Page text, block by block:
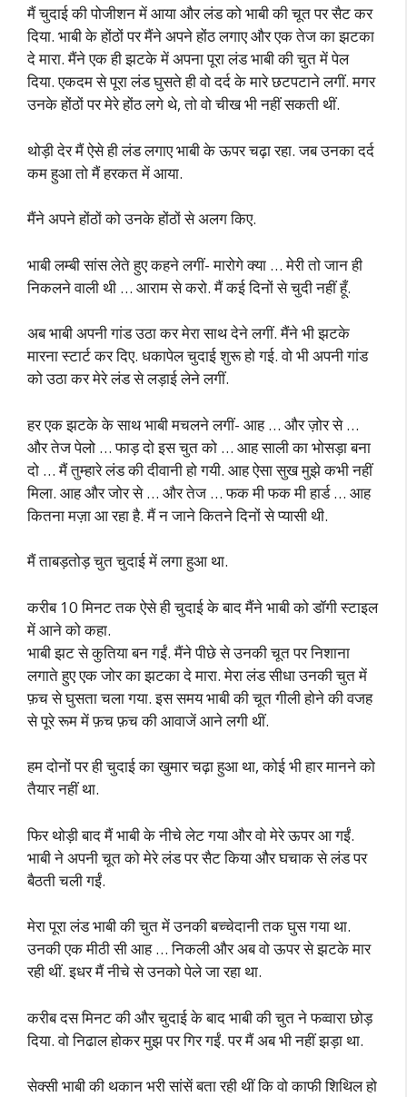
मैं चुदाई की पोजीशन में आया और लंड को भाबी की चूत पर सैट कर
दिया. भाबी के होंठों पर मैंने अपने होंठ लगाए और एक तेज का झटका
दे मारा. मैंने एक ही झटके में अपना पूरा लंड भाबी की चुत में पेल
दिया. एकदम से पूरा लंड घुसते ही वो दर्द के मारे छटपटाने लगीं. मगर
उनके होंठों पर मेरे होंठ लगे थे, तो वो चीख भी नहीं सकती थीं.
थोड़ी देर मैं ऐसे ही लंड लगाए भाबी के ऊपर चढ़ा रहा. जब उनका दर्द
कम हुआ तो मैं हरकत में आया.
मैंने अपने होंठों को उनके होंठों से अलग किए.
भाबी लम्बी सांस लेते हुए कहने लगीं- मारोगे क्या … मेरी तो जान ही
निकलने वाली थी … आराम से करो. मैं कई दिनों से चुदी नहीं हूँ.
अब भाबी अपनी गांड उठा कर मेरा साथ देने लगीं. मैंने भी झटके
मारना स्टार्ट कर दिए. धकापेल चुदाई शुरू हो गई. वो भी अपनी गांड
को उठा कर मेरे लंड से लड़ाई लेने लगीं.
हर एक झटके के साथ भाबी मचलने लगीं- आह … और ज़ोर से …
और तेज पेलो … फाड़ दो इस चुत को … आह साली का भोसड़ा बना
दो … मैं तुम्हारे लंड की दीवानी हो गयी. आह ऐसा सुख मुझे कभी नहीं
मिला. आह और जोर से … और तेज … फक मी फक मी हार्ड … आह
कितना मज़ा आ रहा है. मैं न जाने कितने दिनों से प्यासी थी.
मैं ताबड़तोड़ चुत चुदाई में लगा हुआ था.
करीब 10 मिनट तक ऐसे ही चुदाई के बाद मैंने भाबी को डॉगी स्टाइल
में आने को कहा.
भाबी झट से कुतिया बन गईं. मैंने पीछे से उनकी चूत पर निशाना
लगाते हुए एक जोर का झटका दे मारा. मेरा लंड सीधा उनकी चुत में
फ़च से घुसता चला गया. इस समय भाबी की चूत गीली होने की वजह
से पूरे रूम में फ़च फ़च की आवाजें आने लगी थीं.
हम दोनों पर ही चुदाई का खुमार चढ़ा हुआ था, कोई भी हार मानने को
तैयार नहीं था.
फिर थोड़ी बाद मैं भाबी के नीचे लेट गया और वो मेरे ऊपर आ गईं.
भाबी ने अपनी चूत को मेरे लंड पर सैट किया और घचाक से लंड पर
बैठती चली गईं.
मेरा पूरा लंड भाबी की चुत में उनकी बच्चेदानी तक घुस गया था.
उनकी एक मीठी सी आह … निकली और अब वो ऊपर से झटके मार
रही थीं. इधर मैं नीचे से उनको पेले जा रहा था.
करीब दस मिनट की और चुदाई के बाद भाबी की चुत ने फव्वारा छोड़
दिया. वो निढाल होकर मुझ पर गिर गईं. पर मैं अब भी नहीं झड़ा था.
सेक्सी भाबी की थकान भरी सांसें बता रही थीं कि वो काफी शिथिल हो